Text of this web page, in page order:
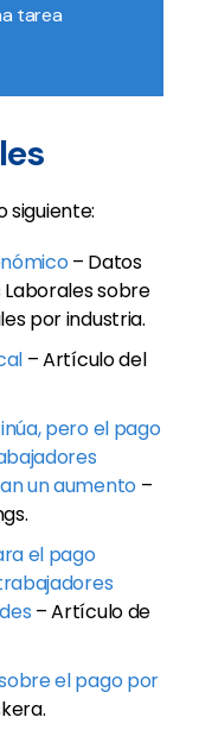
tarea
siguiente:
– Datos
sobre
por industria.
– Artículo del
pero el pago
un aumento–
el pago
– Artículo de
el pago por